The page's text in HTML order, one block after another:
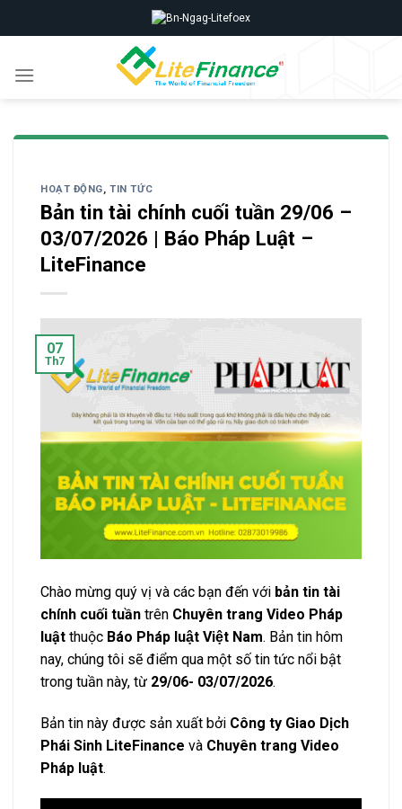
to
HOẠT ĐỘNG,TIN TỨC
Bản tin tài chính cuối tuần 29/06 –
03/07/2026 | Báo Pháp Luật –
LiteFinance
07
Th7
Chào mừng quý vị và các bạn đến với bản tin tài
chính cuối tuần trên Chuyên trang Video Pháp
luật thuộc Báo Pháp luật Việt Nam. Bản tin hôm
nay, chúng tôi sẽ điểm qua một số tin tức nổi bật
trong tuần này, từ 29/06- 03/07/2026.
Bản tin này được sản xuất bởi Công ty Giao Dịch
Phái Sinh LiteFinance và Chuyên trang Video
Pháp luật.